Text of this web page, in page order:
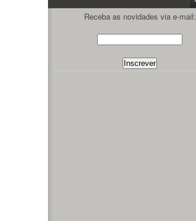
Receba as novidades via e-mail: